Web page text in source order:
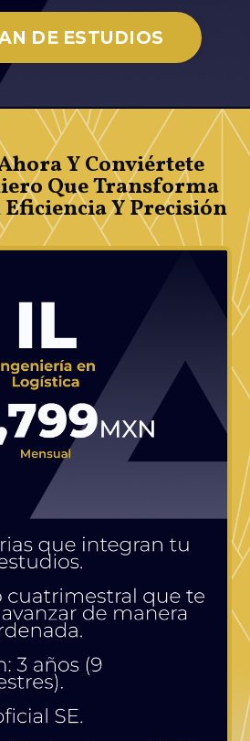
DE ESTUDIOS
Y Conviértete
Que Transforma
Eficiencia Y Precisión